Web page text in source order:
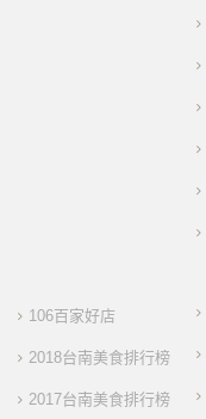
106百家好店
2018台南美食排行榜
2017台南美食排行榜